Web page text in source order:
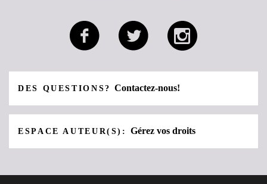
DES QUESTIONS?Contactez-nous!
ESPACE AUTEUR(S):Gérez vos droits